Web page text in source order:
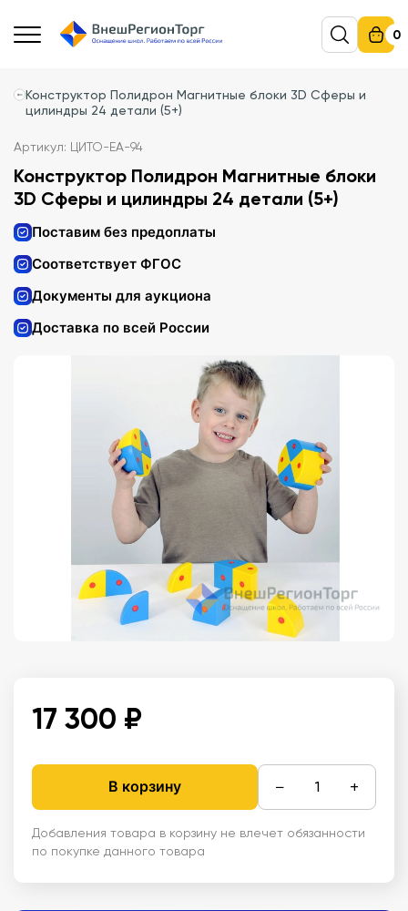
0
Конструктор Полидрон Магнитные блоки 3D Сферы и
цилиндры 24 детали (5+)
Артикул: ЦИТО-ЕА-94
Конструктор Полидрон Магнитные блоки
3D Сферы и цилиндры 24 детали (5+)
Поставим без предоплаты
Соответствует ФГОС
Документы для аукциона
Доставка по всей России
17 300 ₽
В корзину − +
Добавления товара в корзину не влечет обязанности
по покупке данного товара